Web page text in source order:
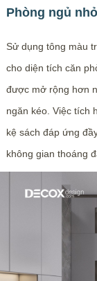
Phòng ngủ nhỏ
Sử dụng tông màu
cho diện tích căn
được mở rộng hơn
ngăn kéo. Việc tích
kệ sách đáp ứng
không gian thoáng